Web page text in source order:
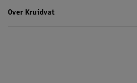
Over Kruidvat